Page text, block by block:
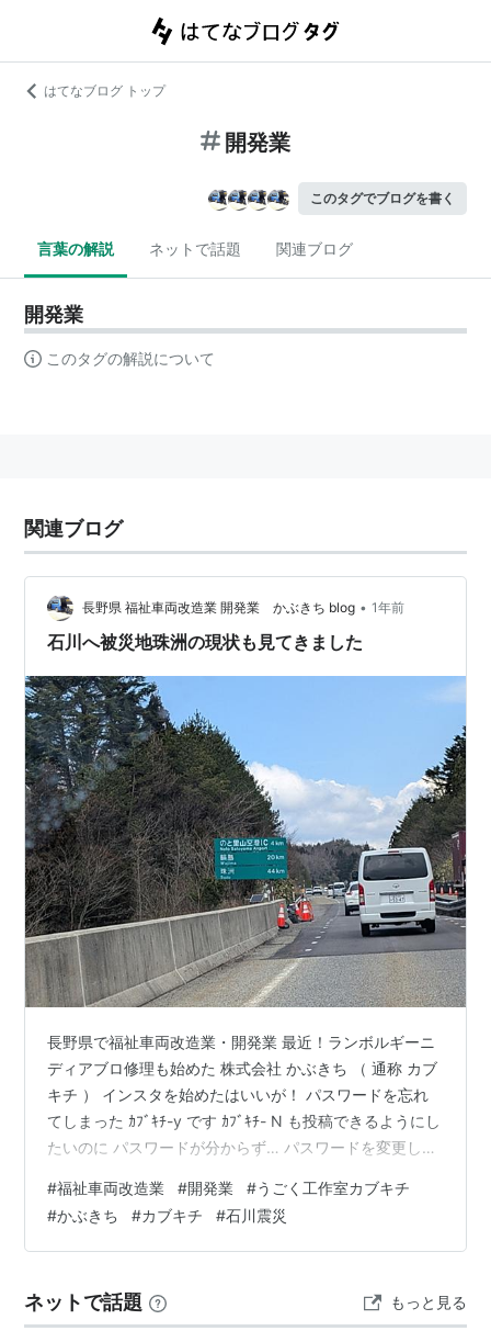
はてなブログ トップ
開発業
このタグでブログを書く
言葉の解説 ネットで話題 関連ブログ
開発業
このタグの解説について
関連ブログ
長野県 福祉車両改造業 開発業 かぶきち blog • 1年前
石川へ被災地珠洲の現状も見てきました
長野県で福祉車両改造業・開発業 最近！ランボルギーニ
ディアブロ修理も始めた 株式会社 かぶきち （ 通称 カブ
キチ ） インスタを始めたはいいが！ パスワードを忘れ
てしまった ｶﾌﾞｷﾁ-y です ｶﾌﾞｷﾁ- N も投稿できるようにし
たいのに パスワードが分からず… パスワードを変更しま
珠洲まで行き被災地を見てきました うごく工作室カブキ
チが お役に立てれば…と考えたのですが 全くもって お役
にたてそうもありませんでした ３月１０日 月曜日 新規
ている ことほむ さんと 初めましての …
#福祉車両改造業 #開発業 #うごく工作室カブキチ
#かぶきち #カブキチ #石川震災
ネットで話題 もっと見る